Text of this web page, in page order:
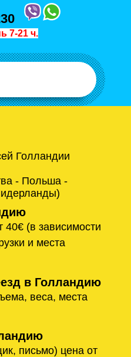
7-21 ч.
Голландии
- Польша -
40€ (в зависимости
и места
в Голландию
веса, места
письмо) цена от